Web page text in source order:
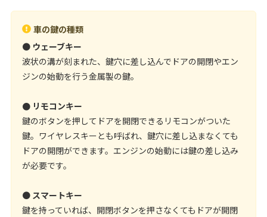
車の鍵の種類
● ウェーブキー
波状の溝が刻まれた、鍵穴に差し込んでドアの開閉やエン
ジンの始動を行う金属製の鍵。
● リモコンキー
鍵のボタンを押してドアを開閉できるリモコンがついた
鍵。ワイヤレスキーとも呼ばれ、鍵穴に差し込まなくても
ドアの開閉ができます。エンジンの始動には鍵の差し込み
が必要です。
● スマートキー
鍵を持っていれば、開閉ボタンを押さなくてもドアが開閉